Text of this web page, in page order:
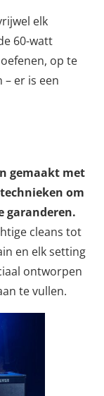
elk
60-watt
op te
er is een
gemaakt met
om
garanderen.
cleans tot
en elk setting
ontworpen
te vullen.